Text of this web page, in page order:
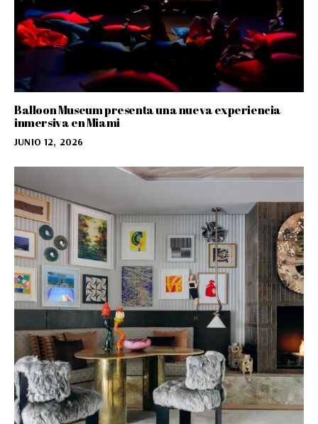
Balloon Museum presenta una nueva experiencia
inmersiva en Miami
JUNIO 12, 2026